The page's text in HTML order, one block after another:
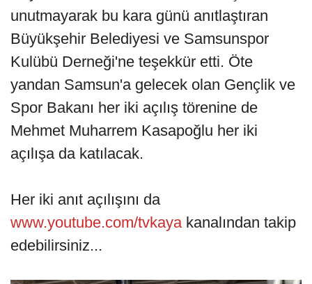
unutmayarak bu kara günü anıtlaştıran
Büyükşehir Belediyesi ve Samsunspor
Kulübü Derneği'ne teşekkür etti. Öte
yandan Samsun'a gelecek olan Gençlik ve
Spor Bakanı her iki açılış törenine de
Mehmet Muharrem Kasapoğlu her iki
açılışa da katılacak.
Her iki anıt açılışını da
www.youtube.com/tvkaya kanalından takip
edebilirsiniz...